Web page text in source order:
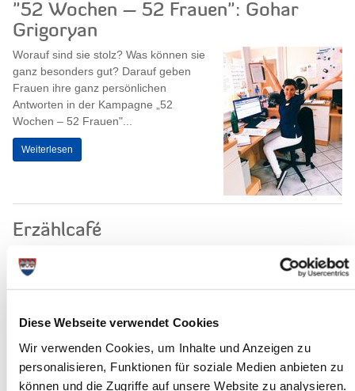
Diese Webseite verwendet Cookies
Wir verwenden Cookies, um Inhalte und Anzeigen zu
personalisieren, Funktionen für soziale Medien anbieten zu
können und die Zugriffe auf unsere Website zu analysieren.
"52 Wochen – 52 Frauen": Gohar
Grigoryan
Worauf sind sie stolz? Was können sie
ganz besonders gut? Darauf geben
Frauen ihre ganz persönlichen
Antworten in der Kampagne „52
Wochen – 52 Frauen"...
Weiterlesen
Erzählcafé
Veranstaltungsreihe der
Beratungsstelle FRAU & BERUF, der
Kreises und der VHS Itzehoe geht...
Weiterlesen